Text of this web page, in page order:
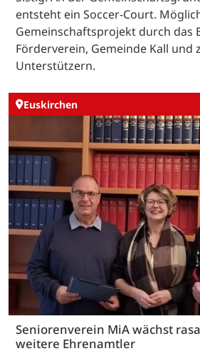
entsteht ein Soccer-Court.
Gemeinschaftsprojekt durch das
Förderverein, Gemeinde Kall und
Unterstützern.
Euskirchen
Seniorenverein MiA wächst
weitere Ehrenamtler